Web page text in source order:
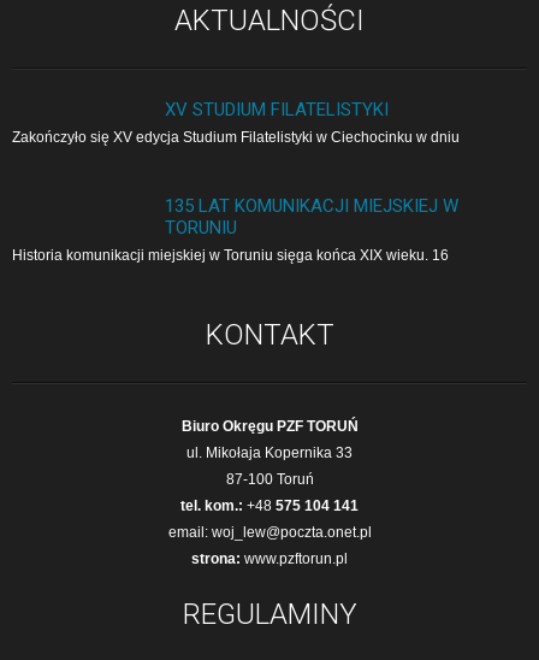
AKTUALNOŚCI
XV STUDIUM FILATELISTYKI
Zakończyło się XV edycja Studium Filatelistyki w Cie­cho­cin­ku w dniu
135 LAT KOMUNIKACJI MIEJSKIEJ W
TORUNIU
Historia komunikacji miejskiej w Toruniu sięga końca XIX wieku. 16
KONTAKT
Biuro Okręgu PZF TORUŃ
ul. Mikołaja Kopernika 33
87-100 Toruń
tel. kom.: +48 575 104 141
email: woj_lew@poczta.onet.pl
strona: www.pzftorun.pl
REGULAMINY